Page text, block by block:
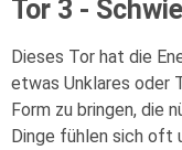
Tor 3 -
Dieses Tor hat die
etwas Unklares oder
Form zu bringen, die
Dinge fühlen sich oft